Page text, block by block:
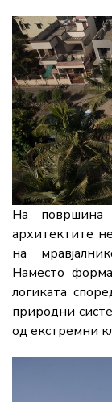
На површина
архитектите
на
Наместо
логиката
природни
од екстремни